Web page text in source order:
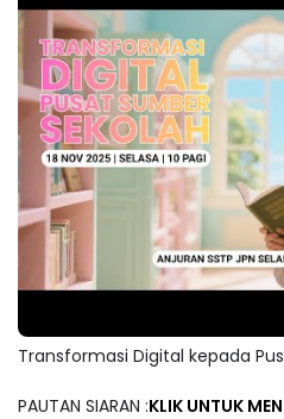
Transformasi Digital kepada
PAUTAN SIARAN :KLIK UNTUK